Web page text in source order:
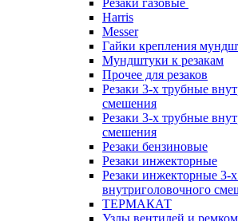
Резаки газовые
Harris
Messer
Гайки крепления
Мундштуки к резакам
Прочее для резаков
Резаки 3-х трубные
смешения
Резаки 3-х трубные
смешения
Резаки бензиновые
Резаки инжекторные
Резаки инжекторные 3-
внутриголовочного
ТЕРМАКАТ
Узлы вентилей и